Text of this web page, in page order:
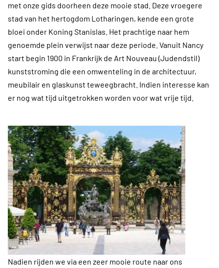
met onze gids doorheen deze mooie stad. Deze vroegere
stad van het hertogdom Lotharingen, kende een grote
bloei onder Koning Stanislas. Het prachtige naar hem
genoemde plein verwijst naar deze periode. Vanuit Nancy
start begin 1900 in Frankrijk de Art Nouveau (Judendstil)
kunststroming die een omwenteling in de architectuur,
meubilair en glaskunst teweegbracht. Indien interesse kan
er nog wat tijd uitgetrokken worden voor wat vrije tijd.
Nadien rijden we via een zeer mooie route naar ons